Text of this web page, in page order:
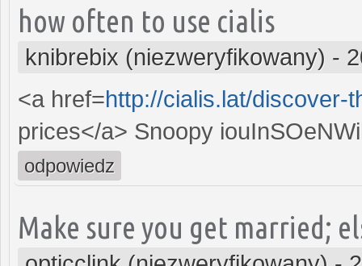
how often to use cialis
knibrebix (niezweryfikowany) -
<a href=http://cialis.lat/discover-
prices</a> Snoopy
odpowiedz
Make sure you get married;